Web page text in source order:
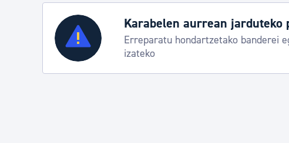
Zerbitzuak
Errolda eta gai pertsonalak
Aste Nagusia 2026: egitaraua
Abuztuak 8-15